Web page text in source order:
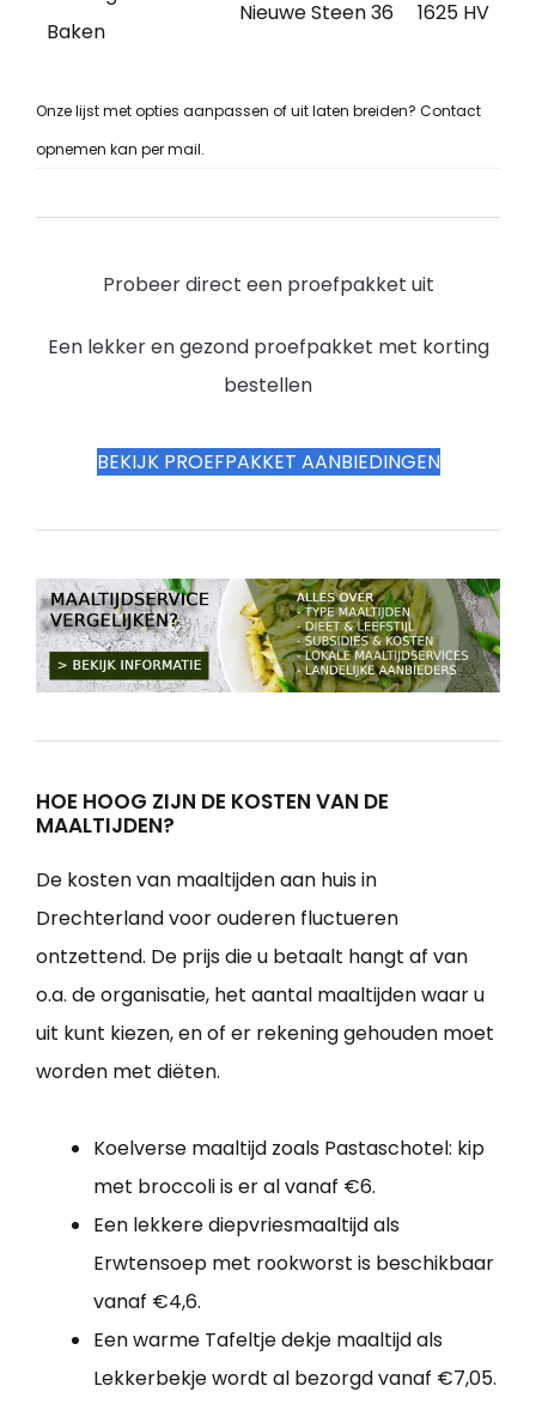
Baken
Nieuwe Steen 36 1625 HV
Onze lijst met opties aanpassen of uit laten breiden? Contact
opnemen kan per mail.
Probeer direct een proefpakket uit
Een lekker en gezond proefpakket met korting
bestellen
BEKIJK PROEFPAKKET AANBIEDINGEN
HOE HOOG ZIJN DE KOSTEN VAN DE
MAALTIJDEN?
De kosten van maaltijden aan huis in
Drechterland voor ouderen fluctueren
ontzettend. De prijs die u betaalt hangt af van
o.a. de organisatie, het aantal maaltijden waar u
uit kunt kiezen, en of er rekening gehouden moet
worden met diëten.
Koelverse maaltijd zoals Pastaschotel: kip
met broccoli is er al vanaf €6.
Een lekkere diepvriesmaaltijd als
Erwtensoep met rookworst is beschikbaar
vanaf €4,6.
Een warme Tafeltje dekje maaltijd als
Lekkerbekje wordt al bezorgd vanaf €7,05.